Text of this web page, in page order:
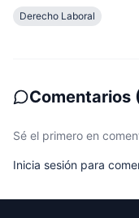
Derecho Laboral
Comentarios
Sé el primero en
Inicia sesión para